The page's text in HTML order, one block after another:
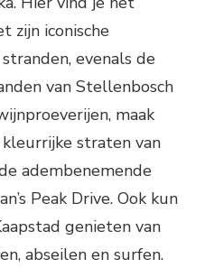
zijn iconische
evenals de
van Stellenbosch
maak
straten van
adembenemende
Peak Drive. Ook kun
genieten van
abseilen en surfen.